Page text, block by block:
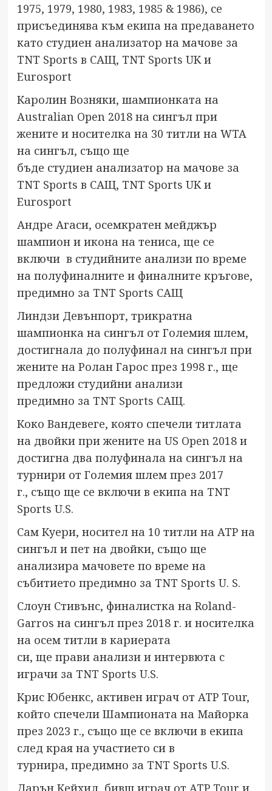
1975, 1979, 1980, 1983, 1985 & 1986), се
присъединява към екипа на предаването
като студиен анализатор на мачове за
TNT Sports в САЩ, TNT Sports UK и
Eurosport
Каролин Возняки, шампионката на
Australian Open 2018 на сингъл при
жените и носителка на 30 титли на WTA
на сингъл, също ще
бъде студиен анализатор на мачове за
TNT Sports в САЩ, TNT Sports UK и
Eurosport
Андре Агаси, осемкратен мейджър
шампион и икона на тениса, ще се
включи в студийните анализи по време
на полуфиналните и финалните кръгове,
предимно за TNT Sports САЩ
Линдзи Девънпорт, трикратна
шампионка на сингъл от Големия шлем,
достигнала до полуфинал на сингъл при
жените на Ролан Гарос през 1998 г., ще
предложи студийни анализи
предимно за TNT Sports САЩ.
Коко Вандевеге, която спечели титлата
на двойки при жените на US Open 2018 и
достигна два полуфинала на сингъл на
турнири от Големия шлем през 2017
г., също ще се включи в екипа на TNT
Sports U.S.
Сам Куери, носител на 10 титли на ATP на
сингъл и пет на двойки, също ще
анализира мачовете по време на
събитието предимно за TNT Sports U. S.
Слоун Стивънс, финалистка на Roland-
Garros на сингъл през 2018 г. и носителка
на осем титли в кариерата
си, ще прави анализи и интервюта с
играчи за TNT Sports U.S.
Крис Юбенкс, активен играч от ATP Tour,
който спечели Шампионата на Майорка
през 2023 г., също ще се включи в екипа
след края на участието си в
турнира, предимно за TNT Sports U.S.